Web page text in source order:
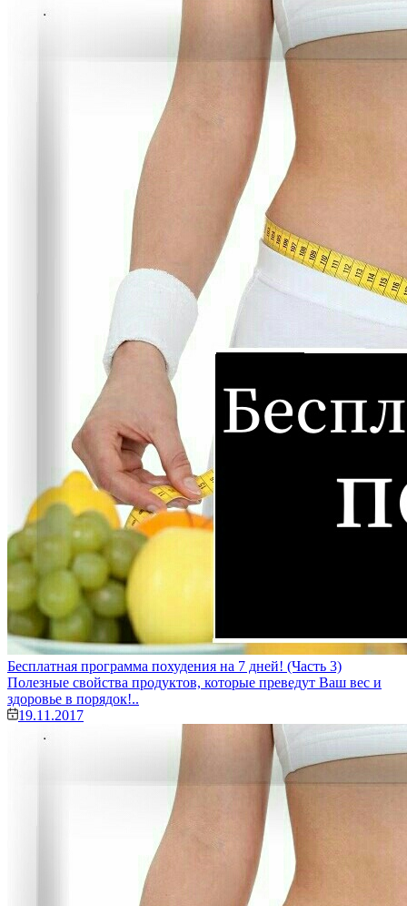
Бесплатная программа похудения на 7 дней! (Часть 3)
Полезные свойства продуктов, которые преведут Ваш вес и
здоровье в порядок!..
19.11.2017